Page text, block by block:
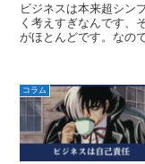
ビジネスは本来超シン
く考えすぎなんです、
がほとんどです。なの
コラム